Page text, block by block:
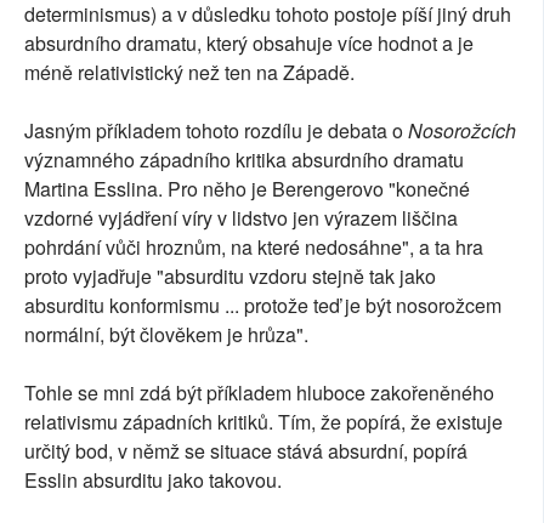
determinismus) a v důsledku tohoto postoje píší jiný druh
absurdního dramatu, který obsahuje více hodnot a je
méně relativistický než ten na Západě.
Jasným příkladem tohoto rozdílu je debata oNosorožcích
významného západního kritika absurdního dramatu
Martina Esslina. Pro něho je Berengerovo "konečné
vzdorné vyjádření víry v lidstvo jen výrazem liščina
pohrdání vůči hroznům, na které nedosáhne", a ta hra
proto vyjadřuje "absurditu vzdoru stejně tak jako
absurditu konformismu ... protože teď je být nosorožcem
normální, být člověkem je hrůza".
Tohle se mni zdá být příkladem hluboce zakořeněného
relativismu západních kritiků. Tím, že popírá, že existuje
určitý bod, v němž se situace stává absurdní, popírá
Esslin absurditu jako takovou.